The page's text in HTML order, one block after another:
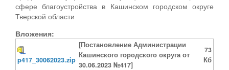
сфере благоустройства в Кашинском городском округе
Тверской области
Вложения:
p417_30062023.zip
[Постановление Администрации
Кашинского городского округа от
30.06.2023 №417]
73
Кб